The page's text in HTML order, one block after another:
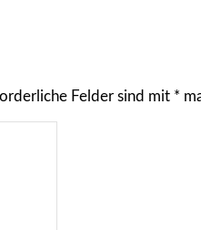
Felder sind mit *